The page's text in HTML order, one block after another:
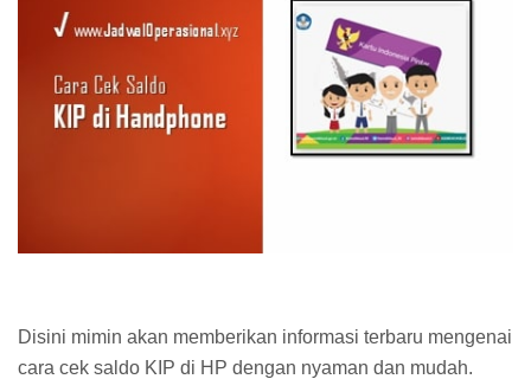
Disini mimin akan memberikan informasi terbaru mengenai
cara cek saldo KIP di HP dengan nyaman dan mudah.